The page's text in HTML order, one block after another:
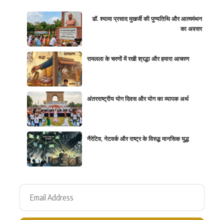
डॉ. श्यामा प्रसाद मुखर्जी की पुण्यतिथि और आत्ममंथन
का अवसर
रामलला के चरणों में रखी श्रद्धा और हमारा आचरण
अंतरराष्ट्रीय योग दिवस और योग का व्यापक अर्थ
नैरेटिव, नेटवर्क और राष्ट्र के विरुद्ध मानसिक युद्ध